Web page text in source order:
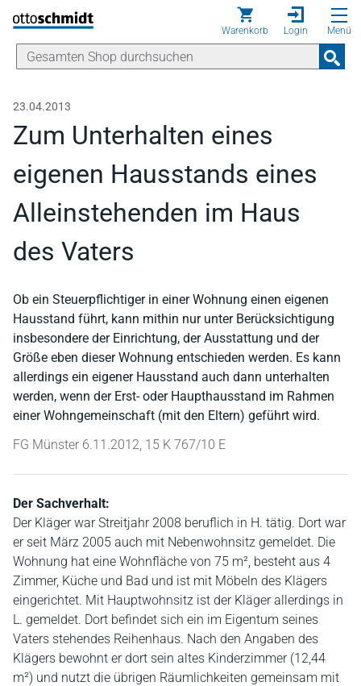
Direkt zum Inhalt
Warenkorb Login Menü
23.04.2013
Zum Unterhalten eines
eigenen Hausstands eines
Alleinstehenden im Haus
des Vaters
Ob ein Steuerpflichtiger in einer Wohnung einen eigenen
Hausstand führt, kann mithin nur unter Berücksichtigung
insbesondere der Einrichtung, der Ausstattung und der
Größe eben dieser Wohnung entschieden werden. Es kann
allerdings ein eigener Hausstand auch dann unterhalten
werden, wenn der Erst- oder Haupthausstand im Rahmen
einer Wohngemeinschaft (mit den Eltern) geführt wird.
FG Münster 6.11.2012, 15 K 767/10 E
Der Sachverhalt:
Der Kläger war Streitjahr 2008 beruflich in H. tätig. Dort war
er seit März 2005 auch mit Nebenwohnsitz gemeldet. Die
Wohnung hat eine Wohnfläche von 75 m², besteht aus 4
Zimmer, Küche und Bad und ist mit Möbeln des Klägers
eingerichtet. Mit Hauptwohnsitz ist der Kläger allerdings in
L. gemeldet. Dort befindet sich ein im Eigentum seines
Vaters stehendes Reihenhaus. Nach den Angaben des
Klägers bewohnt er dort sein altes Kinderzimmer (12,44
m²) und nutzt die übrigen Räumlichkeiten gemeinsam mit